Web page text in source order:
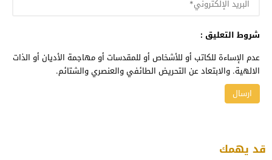
شروط التعليق :
عدم الإساءة للكاتب أو للأشخاص أو للمقدسات أو مهاجمة الأديان أو الذات
الالهية. والابتعاد عن التحريض الطائفي والعنصري والشتائم.
قد يهمك